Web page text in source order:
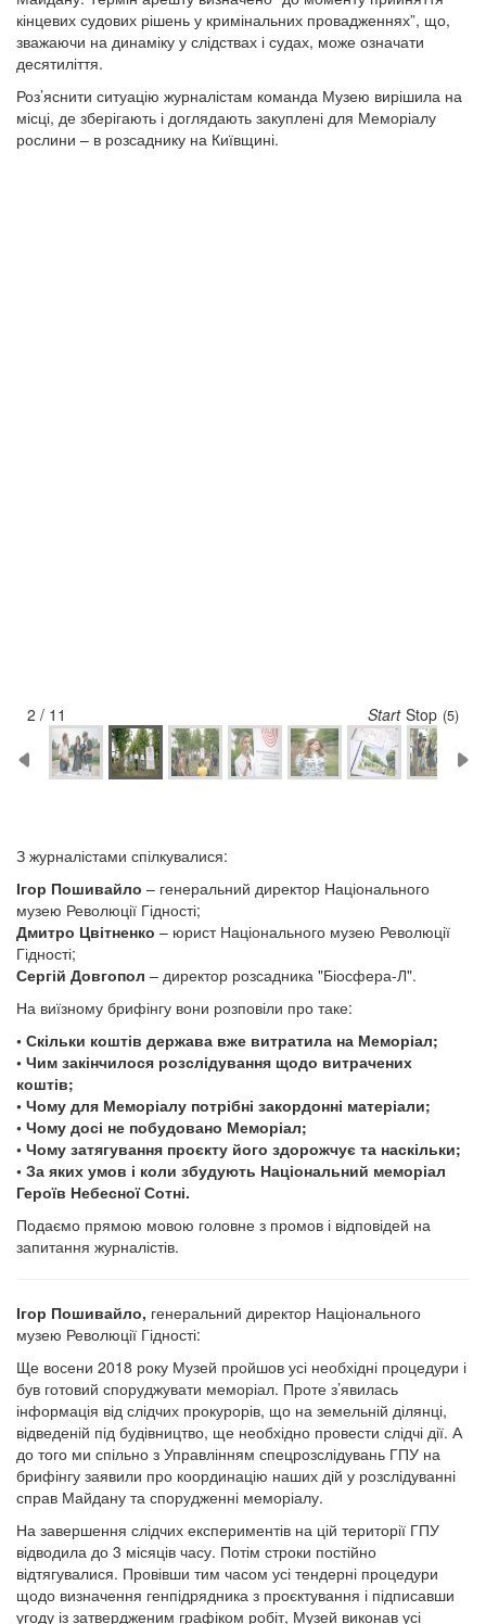
кінцевих судових рішень у кримінальних провадженнях”, що,
зважаючи на динаміку у слідствах і судах, може означати
десятиліття.
Роз’яснити ситуацію журналістам команда Музею вирішила на
місці, де зберігають і доглядають закуплені для Меморіалу
рослини – в розсаднику на Київщині.
2 / 11 Start Stop (5)
З журналістами спілкувалися:
Ігор Пошивайло – генеральний директор Національного
музею Революції Гідності;
Дмитро Цвітненко – юрист Національного музею Революції
Гідності;
Сергій Довгопол – директор розсадника "Біосфера-Л".
На виїзному брифінгу вони розповіли про таке:
• Скільки коштів держава вже витратила на Меморіал;
• Чим закінчилося розслідування щодо витрачених
коштів;
• Чому для Меморіалу потрібні закордонні матеріали;
• Чому досі не побудовано Меморіал;
• Чому затягування проєкту його здорожчує та наскільки;
• За яких умов і коли збудують Національний меморіал
Героїв Небесної Сотні.
Подаємо прямою мовою головне з промов і відповідей на
запитання журналістів.
Ігор Пошивайло, генеральний директор Національного
музею Революції Гідності:
Ще восени 2018 року Музей пройшов усі необхідні процедури і
був готовий споруджувати меморіал. Проте з’явилась
інформація від слідчих прокурорів, що на земельній ділянці,
відведеній під будівництво, ще необхідно провести слідчі дії. А
до того ми спільно з Управлінням спецрозслідувань ГПУ на
брифінгу заявили про координацію наших дій у розслідуванні
справ Майдану та спорудженні меморіалу.
На завершення слідчих експериментів на цій території ГПУ
відводила до 3 місяців часу. Потім строки постійно
відтягувалися. Провівши тим часом усі тендерні процедури
щодо визначення генпідрядника з проєктування і підписавши
угоду із затвердженим графіком робіт, Музей виконав усі